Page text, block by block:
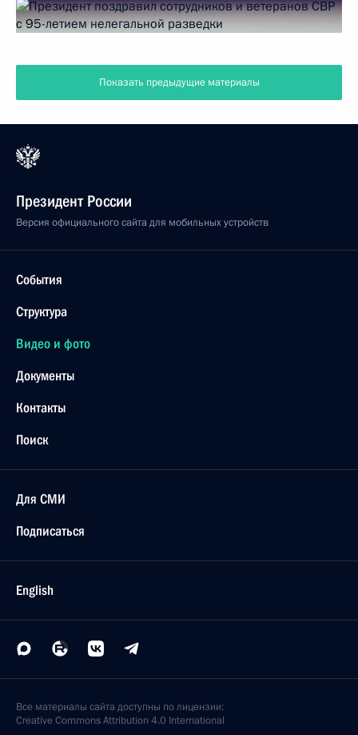
Показать предыдущие материалы
Президент России
Версия официального сайта для мобильных устройств
События
Структура
Видео и фото
Документы
Контакты
Поиск
Для СМИ
Подписаться
English
Все материалы сайта доступны по лицензии:
Creative Commons Attribution 4.0 International